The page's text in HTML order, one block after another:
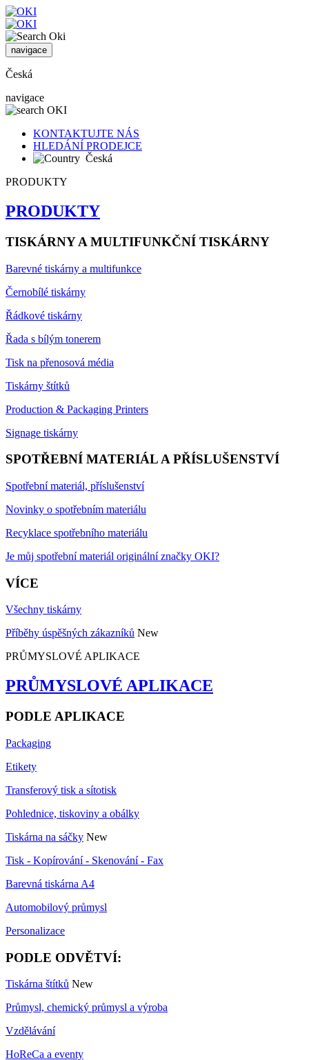
navigace
Česká
navigace
KONTAKTUJTE NÁS
HLEDÁNÍ PRODEJCE
Česká
PRODUKTY
PRODUKTY
TISKÁRNY A MULTIFUNKČNÍ TISKÁRNY
Barevné tiskárny a multifunkce
Černobílé tiskárny
Řádkové tiskárny
Řada s bílým tonerem
Tisk na přenosová média
Tiskárny štítků
Production & Packaging Printers
Signage tiskárny
SPOTŘEBNÍ MATERIÁL A PŘÍSLUŠENSTVÍ
Spotřební materiál, příslušenství
Novinky o spotřebním materiálu
Recyklace spotřebního materiálu
Je můj spotřební materiál originální značky OKI?
VÍCE
Všechny tiskárny
Příběhy úspěšných zákazníků New
PRŮMYSLOVÉ APLIKACE
PRŮMYSLOVÉ APLIKACE
PODLE APLIKACE
Packaging
Etikety
Transferový tisk a sítotisk
Pohlednice, tiskoviny a obálky
Tiskárna na sáčky New
Tisk - Kopírování - Skenování - Fax
Barevná tiskárna A4
Automobilový průmysl
Personalizace
PODLE ODVĚTVÍ:
Tiskárna štítků New
Průmysl, chemický průmysl a výroba
Vzdělávání
HoReCa a eventy